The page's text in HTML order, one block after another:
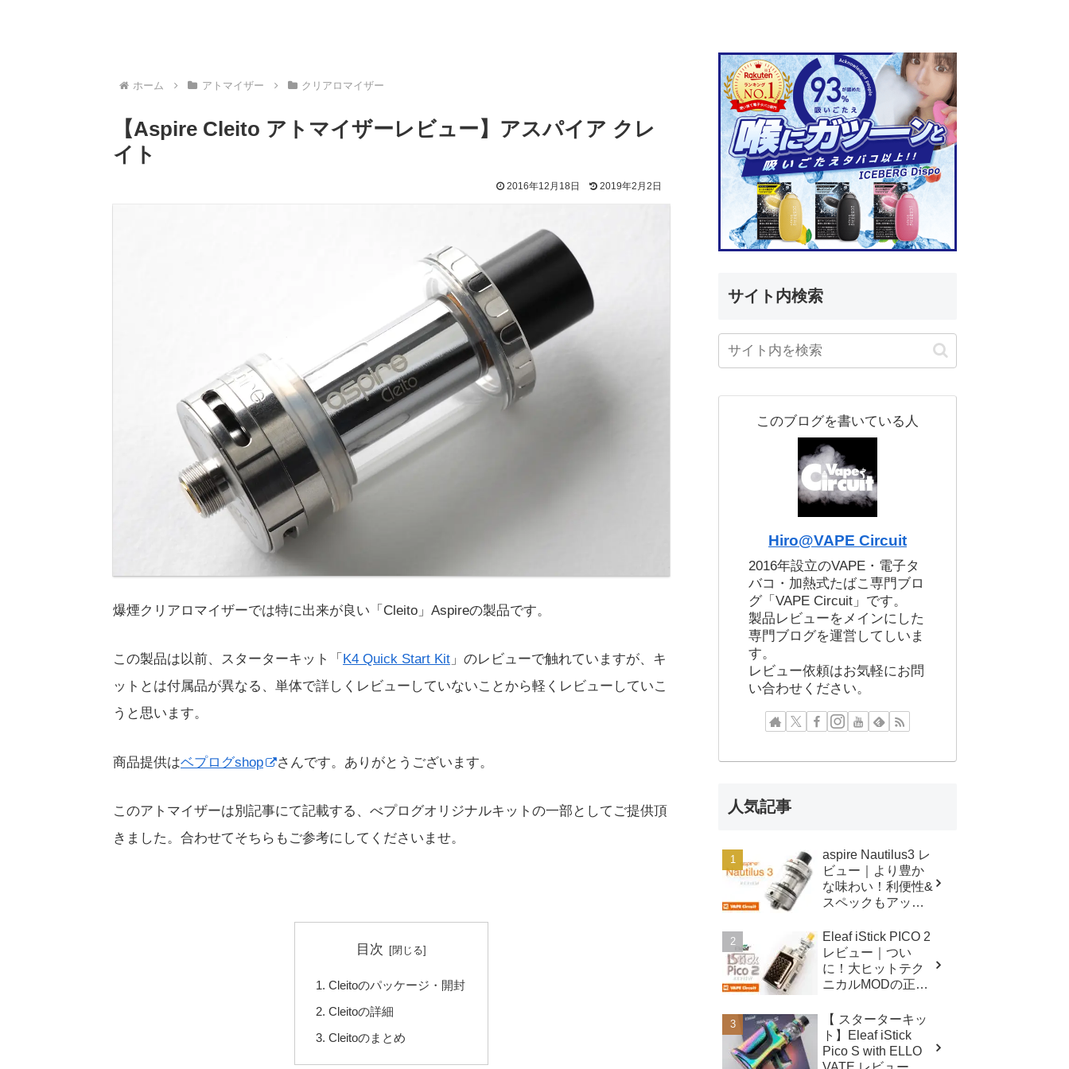
ホーム アトマイザー クリアロマイザー
【Aspire Cleito アトマイザーレビュー】アスパイア クレ
イト
2016年12月18日 2019年2月2日
爆煙クリアロマイザーでは特に出来が良い「Cleito」Aspireの製品です。
この製品は以前、スターターキット「 K4 Quick Start Kit 」のレビューで触れていますが、キ
ットとは付属品が異なる、単体で詳しくレビューしていないことから軽くレビューしていこ
うと思います。
商品提供はベプログshop さんです。ありがとうございます。
このアトマイザーは別記事にて記載する、べプログオリジナルキットの一部としてご提供頂
きました。合わせてそちらもご参考にしてくださいませ。
目次
Cleitoのパッケージ・開封
Cleitoの詳細
Cleitoのまとめ
サイト内検索
このブログを書いている人
Hiro@VAPE Circuit
2016年設立のVAPE・電子タ
バコ・加熱式たばこ専門ブロ
グ「VAPE Circuit」です。
製品レビューをメインにした
専門ブログを運営してしいま
す。
レビュー依頼はお気軽にお問
い合わせください。
人気記事
aspire Nautilus3 レ
ビュー｜より豊か
な味わい！利便性&
スペックもアップ
ザー！
Eleaf iStick PICO 2
レビュー｜つい
に！大ヒットテク
ニカルMODの正統
【 スターターキッ
ト】Eleaf iStick
Pico S with ELLO